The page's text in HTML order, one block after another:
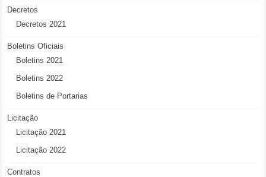
Decretos
Decretos 2021
Boletins Oficiais
Boletins 2021
Boletins 2022
Boletins de Portarias
Licitação
Licitação 2021
Licitação 2022
Contratos